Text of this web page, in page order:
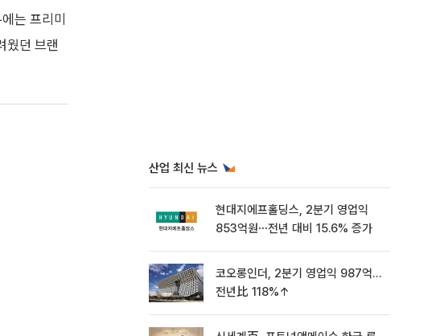
는 프리미
웠던 브랜
산업 최신 뉴스
현대지에프홀딩스, 2분기 영업익
853억원⋯전년 대비 15.6% 증가
코오롱인더, 2분기 영업익 987억…
전년比 118%↑